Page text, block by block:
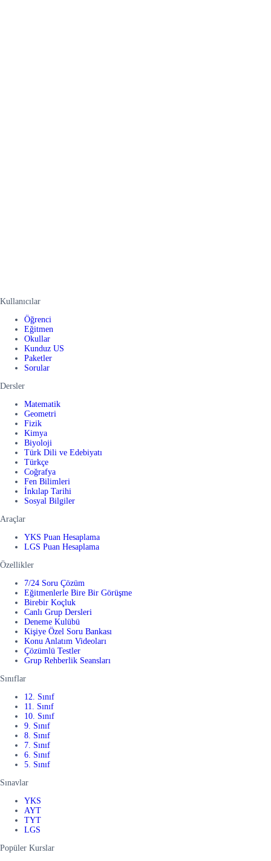
Kullanıcılar
Öğrenci
Eğitmen
Okullar
Kunduz US
Paketler
Sorular
Dersler
Matematik
Geometri
Fizik
Kimya
Biyoloji
Türk Dili ve Edebiyatı
Türkçe
Coğrafya
Fen Bilimleri
İnkılap Tarihi
Sosyal Bilgiler
Araçlar
YKS Puan Hesaplama
LGS Puan Hesaplama
Özellikler
7/24 Soru Çözüm
Eğitmenlerle Bire Bir Görüşme
Birebir Koçluk
Canlı Grup Dersleri
Deneme Kulübü
Kişiye Özel Soru Bankası
Konu Anlatım Videoları
Çözümlü Testler
Grup Rehberlik Seansları
Sınıflar
12. Sınıf
11. Sınıf
10. Sınıf
9. Sınıf
8. Sınıf
7. Sınıf
6. Sınıf
5. Sınıf
Sınavlar
YKS
AYT
TYT
LGS
Popüler Kurslar